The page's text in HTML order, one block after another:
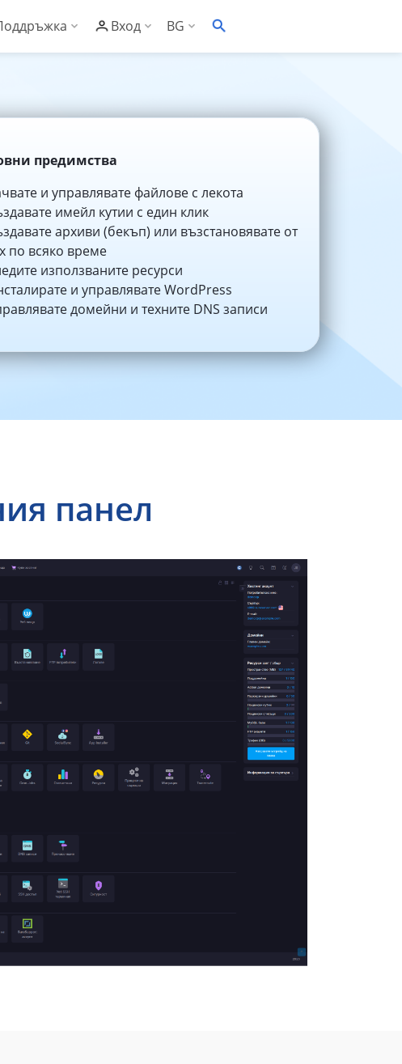
клиенти
центрове
Документация за риселъри
API за риселъри
API за Контролен панел
Вход BG
предимства
и управлявате файлове с лекота
имейл кутии с един клик
архиви (бекъп) или възстановявате от
по всяко време
използваните ресурси
и управлявате WordPress
домейни и техните DNS записи
панел